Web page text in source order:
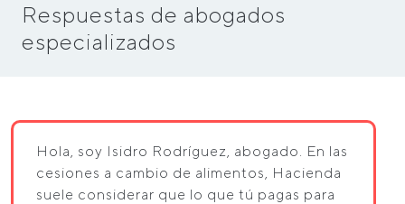
Respuestas de abogados
especializados
Hola, soy Isidro Rodríguez, abogado. En las
cesiones a cambio de alimentos, Hacienda
suele considerar que lo que tú pagas para